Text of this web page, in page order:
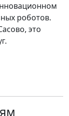
роботов.
это